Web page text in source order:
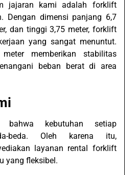
jajaran kami adalah forklift
Dengan dimensi panjang 6,7
dan tinggi 3,75 meter, forklift
yang sangat menuntut.
memberikan stabilitas
beban berat di area
bahwa kebutuhan setiap
beda. Oleh karena itu,
layanan rental forklift
yang fleksibel.